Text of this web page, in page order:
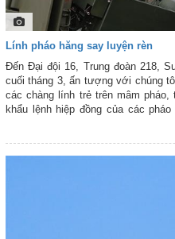
Lính pháo hăng say luyện rèn
Đến Đại đội 16, Trung đoàn 218,
cuối tháng 3, ấn tượng với chúng
các chàng lính trẻ trên mâm
khẩu lệnh hiệp đồng của các
nhịp nhàng, nhanh mạnh, dứt
mưa đưa chất lượng huấn luyện